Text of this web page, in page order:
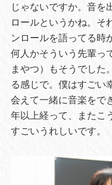
じゃないですか。音を
ロールというかね。そ
ンロールを語ってる時
何人かそういう先輩っ
まやつ）もそうでした
る感じで。僕はすごい
会えて一緒に音楽をで
年以上経って、またこ
すごいうれしいです。